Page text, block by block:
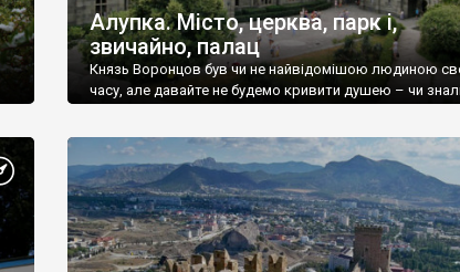
Алупка. Місто, церква, парк і,
звичайно, палац
Князь Воронцов був чи не найвідомішою людиною
часу, але давайте не будемо кривити душею – чи